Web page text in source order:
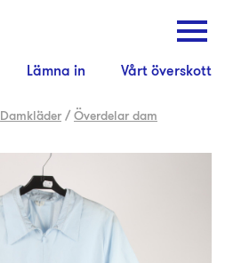
Lämna in Vårt överskott
Damkläder /Överdelar dam